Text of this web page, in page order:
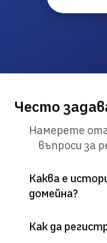
Често
Намерете
въпроси за
Каква е
домейна?
Как да